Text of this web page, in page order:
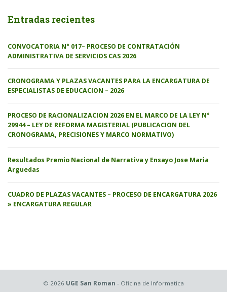
Entradas recientes
CONVOCATORIA N° 017– PROCESO DE CONTRATACIÓN
ADMINISTRATIVA DE SERVICIOS CAS 2026
CRONOGRAMA Y PLAZAS VACANTES PARA LA ENCARGATURA DE
ESPECIALISTAS DE EDUCACION – 2026
PROCESO DE RACIONALIZACION 2026 EN EL MARCO DE LA LEY N°
29944 – LEY DE REFORMA MAGISTERIAL (PUBLICACION DEL
CRONOGRAMA, PRECISIONES Y MARCO NORMATIVO)
Resultados Premio Nacional de Narrativa y Ensayo Jose Maria
Arguedas
CUADRO DE PLAZAS VACANTES – PROCESO DE ENCARGATURA 2026
» ENCARGATURA REGULAR
© 2026 UGE San Roman - Oficina de Informatica